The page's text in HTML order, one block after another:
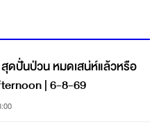
ดปั่นป่วน หมดเสน่ห์แล้วหรือ
| 6-8-69